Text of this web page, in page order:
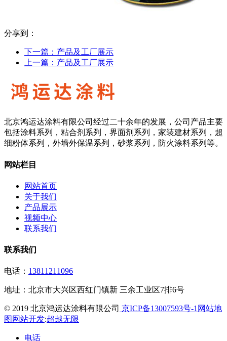
分享到：
下一篇： 产品及工厂展示
上一篇： 产品及工厂展示
北京鸿运达涂料有限公司经过二十余年的发展，公司产品主要
包括涂料系列，粘合剂系列，界面剂系列，家装建材系列，超
细粉体系列，外墙外保温系列，砂浆系列，防火涂料系列等。
网站栏目
网站首页
关于我们
产品展示
视频中心
联系我们
联系我们
电话： 13811211096
地址： 北京市大兴区西红门镇新 三余工业区7排6号
© 2019 北京鸿运达涂料有限公司 京ICP备13007593号-1网站地
图 网站开发:超越无限
电话